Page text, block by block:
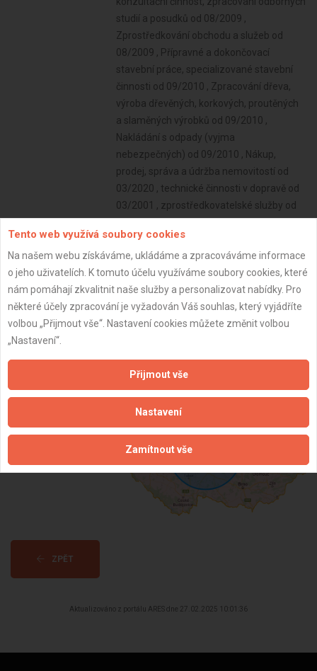
studií a posudků od 08/2009 ,
Zprostředkování obchodu a služeb od
08/2009 , Přípravné a dokončovací
stavební práce, specializované stavební
činnosti od 09/2010 , Zpracování dřeva,
výroba dřevěných, korkových, proutěných
a slaměných výrobků od 09/2010 ,
Nakládání s odpady (vyjma
nebezpečných) od 09/2010 , Nákup,
prodej, správa a údržba nemovitostí od
03/2020 , technické činnosti v dopravě od
03/2001 , zprostředkovatelské služby od
hygienu a služeb souvisejících s péčí o
vzhled osob od 04/2001 , Správa a údržba
nemovitostí od 09/2004
Subjekt:
DPH: Neplátce
Věk:
27.2.2025
Dostupnost:
ZPĚT
Aktualizováno z portálu ARES dne 27.02.2025 10:01:36
Tento web využívá soubory cookies
Na našem webu získáváme, ukládáme a zpracováváme informace
o jeho uživatelích. K tomuto účelu využíváme soubory cookies, které
nám pomáhají zkvalitnit naše služby a personalizovat nabídky. Pro
některé účely zpracování je vyžadován Váš souhlas, který vyjádříte
volbou „Přijmout vše“. Nastavení cookies můžete změnit volbou
„Nastavení“.
Přijmout vše
Nastavení
Zamítnout vše